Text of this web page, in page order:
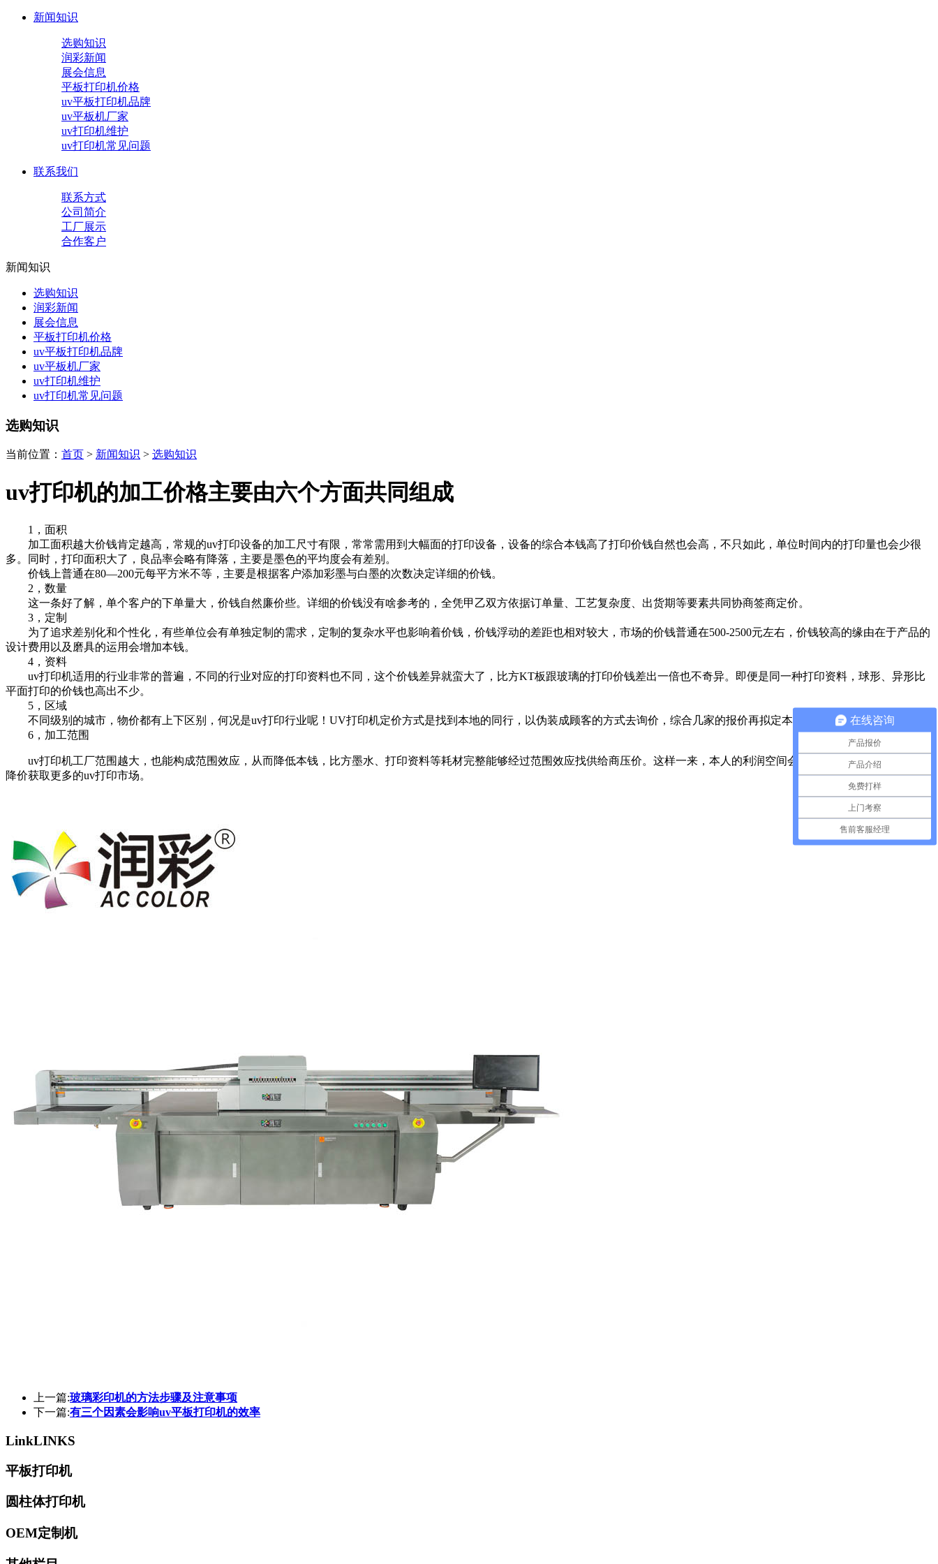
新闻知识
选购知识
润彩新闻
展会信息
平板打印机价格
uv平板打印机品牌
uv平板机厂家
uv打印机维护
uv打印机常见问题
联系我们
联系方式
公司简介
工厂展示
合作客户
新闻知识
选购知识
润彩新闻
展会信息
平板打印机价格
uv平板打印机品牌
uv平板机厂家
uv打印机维护
uv打印机常见问题
选购知识
当前位置： 首页 > 新闻知识 > 选购知识
uv打印机的加工价格主要由六个方面共同组成
1，面积
加工面积越大价钱肯定越高，常规的uv打印设备的加工尺寸有限，常常需用到大幅面的打印设备，设备的综合本钱高了打印价钱自然也会高，不只如此，单位时间内的打印量也会少很
多。同时，打印面积大了，良品率会略有降落，主要是墨色的平均度会有差别。
价钱上普通在80—200元每平方米不等，主要是根据客户添加彩墨与白墨的次数决定详细的价钱。
2，数量
这一条好了解，单个客户的下单量大，价钱自然廉价些。详细的价钱没有啥参考的，全凭甲乙双方依据订单量、工艺复杂度、出货期等要素共同协商签商定价。
3，定制
为了追求差别化和个性化，有些单位会有单独定制的需求，定制的复杂水平也影响着价钱，价钱浮动的差距也相对较大，市场的价钱普通在500-2500元左右，价钱较高的缘由在于产品的
设计费用以及磨具的运用会增加本钱。
4，资料
uv打印机适用的行业非常的普遍，不同的行业对应的打印资料也不同，这个价钱差异就蛮大了，比方KT板跟玻璃的打印价钱差出一倍也不奇异。即便是同一种打印资料，球形、异形比
平面打印的价钱也高出不少。
5，区域
不同级别的城市，物价都有上下区别，何况是uv打印行业呢！UV打印机定价方式是找到本地的同行，以伪装成顾客的方式去询价，综合几家的报价再拟定本人公司的对外报价。
6，加工范围
uv打印机工厂范围越大，也能构成范围效应，从而降低本钱，比方墨水、打印资料等耗材完整能够经过范围效应找供给商压价。这样一来，本人的利润空间会变大，或者坚持利润不变，
降价获取更多的uv打印市场。
上一篇:玻璃彩印机的方法步骤及注意事项
下一篇:有三个因素会影响uv平板打印机的效率
LinkLINKS
平板打印机
圆柱体打印机
OEM定制机
在线咨询
产品报价
产品介绍
免费打样
上门考察
售前客服经理